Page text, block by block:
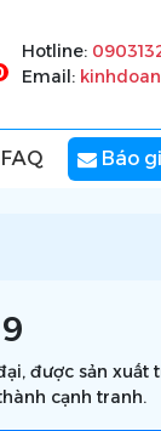
Hotline:
Email:
FAQ Báo
được sản xuất
cạnh tranh.